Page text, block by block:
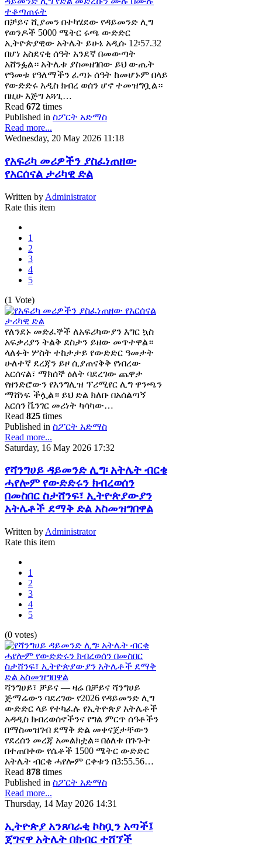
በቻይና ሺያመን በተካሄደው የዳይመንድ ሊግ
የወንዶች 5000 ሜትር ሩጫ ውድድር
ኢትዮጵያዊው አትሌት ይሁኔ አዲሱ 12፡57.32
በሆነ አስደናቂ ሰዓት አንደኛ በመውጣት
አሸንፏል። አትሌቱ ያስመዘገበው ይህ ውጤት
የዓመቱ የዓለማችን ፈጣኑ ሰዓት ከመሆኑም በላይ
የውድድሩ አዲስ ክብረ ወሰን ሆኖ ተመዝግቧል።
በዚሁ እጅግ አጓጊ…
Read 672 times
Published in ስፖርት አድማስ
Read more...
Wednesday, 20 May 2026 11:18
የአፍሪካ መሪዎችን ያስፈነጠዘው
የአርሰናል ታሪካዊ ድል
Written by Administrator
Rate this item
1
2
3
4
5
(1 Vote)
የለንደኑ መድፈኞች ለአፍሪካውያን እግር ኳስ
አፍቃሪያን ትልቅ ደስታን ይዘው መጥተዋል።
ላለፉት ሦስት ተከታታይ የውድድር ዓመታት
ሁለተኛ ደረጃን ይዞ ሲያጠናቅቅ የነበረው
አርሰናል፣ ማክሰኞ ዕለት ባደረገው ጨዋታ
የዘንድሮውን የእንግሊዝ ፕሪሚየር ሊግ ዋንጫን
ማሸነፍ ችሏል። ይህ ድል ክለቡ በአሰልጣኝ
አርሰን ቬንገር መሪነት ካሳካው…
Read 825 times
Published in ስፖርት አድማስ
Read more...
Saturday, 16 May 2026 17:32
የሻንግሀይ ዳይመንድ ሊግ፡ አትሌት ብርቄ
ሓየሎም የውድድሩን ክብረወሰን
በመስበር ስታሸንፍ፣ ኢትዮጵያውያን
አትሌቶች ደማቅ ድል አስመዝግበዋል
Written by Administrator
Rate this item
1
2
3
4
5
(0 votes)
ሻንግሀይ፣ ቻይና — ዛሬ በቻይና ሻንግሀይ
ጅማሬውን ባደረገው የ2026 የዳይመንድ ሊግ
ውድድር ላይ የተካፈሉ የኢትዮጵያ አትሌቶች
አዳዲስ ክብረወሰኖችንና የግል ምርጥ ሰዓቶችን
በማስመዝገብ ደማቅ ድል መቀናጀታቸውን
የደረሰን መረጃ አመልክቷል። በዕለቱ በጉጉት
በተጠበቀው የሴቶች 1500 ሜትር ውድድር
አትሌት ብርቄ ሓየሎም ርቀቱን በ3:55.56…
Read 878 times
Published in ስፖርት አድማስ
Read more...
Thursday, 14 May 2026 14:31
ኢትዮጵያ አንጸባራቂ ኮከቧን አጣች፤
ጀግናዋ አትሌት በክብር ተሸኘች